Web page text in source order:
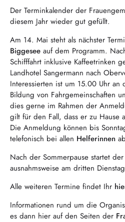
Der Terminkalender der
diesem Jahr wieder gut gefüllt.
Am 14. Mai steht als nächster
Biggesee auf dem Programm.
Schifffahrt inklusive Kaffeetrinken
Landhotel Sangermann nach
Interessierten ist um 15.00 Uhr
Bildung von Fahrgemeinschaften
dies gerne im Rahmen der
gilt für den Fall, dass er zu Hause
Die Anmeldung können bis
telefonisch bei allen Helferinnen
Nach der Sommerpause startet
ausnahmsweise am dritten
Alle weiteren Termine findet Ihr
Informationen rund um die
es dann hier auf den Seiten der